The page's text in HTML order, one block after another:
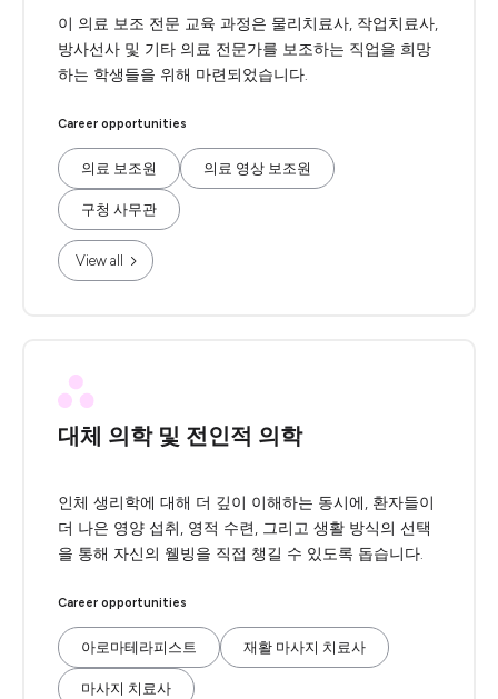
이 의료 보조 전문 교육 과정은 물리치료사, 작업치료사,
방사선사 및 기타 의료 전문가를 보조하는 직업을 희망
하는 학생들을 위해 마련되었습니다.
Career opportunities
의료 보조원 의료 영상 보조원
구청 사무관
View all
대체 의학 및 전인적 의학
인체 생리학에 대해 더 깊이 이해하는 동시에, 환자들이
더 나은 영양 섭취, 영적 수련, 그리고 생활 방식의 선택
을 통해 자신의 웰빙을 직접 챙길 수 있도록 돕습니다.
Career opportunities
아로마테라피스트 재활 마사지 치료사
마사지 치료사